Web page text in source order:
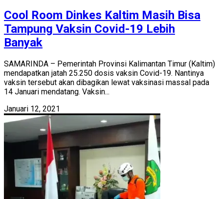
Cool Room Dinkes Kaltim Masih Bisa
Tampung Vaksin Covid-19 Lebih
Banyak
SAMARINDA – Pemerintah Provinsi Kalimantan Timur (Kaltim)
mendapatkan jatah 25.250 dosis vaksin Covid-19. Nantinya
vaksin tersebut akan dibagikan lewat vaksinasi massal pada
14 Januari mendatang. Vaksin...
Januari 12, 2021